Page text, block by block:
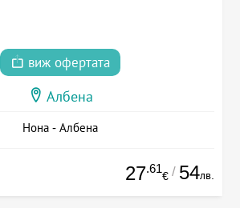
виж офертата
Албена
Нона - Албена
27.61
€ / 54лв.